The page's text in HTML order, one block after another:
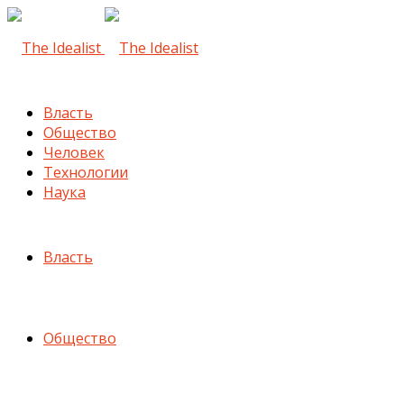
Власть
Общество
Человек
Технологии
Наука
Власть
Общество